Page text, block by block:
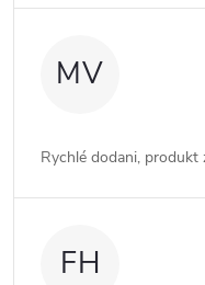
MV
Rychlé dodani,
FH